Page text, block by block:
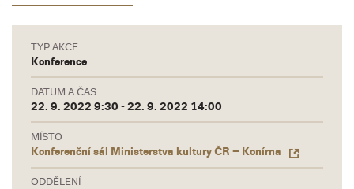
TYP AKCE
Konference
DATUM A ČAS
22. 9. 2022 9:30 - 22. 9. 2022 14:00
MÍSTO
Konferenční sál Ministerstva kultury ČR – Konírna
ODDĚLENÍ